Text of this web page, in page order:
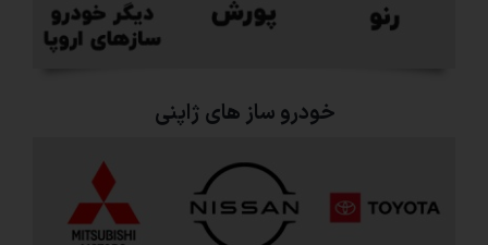
خودرو ساز های ژاپنی